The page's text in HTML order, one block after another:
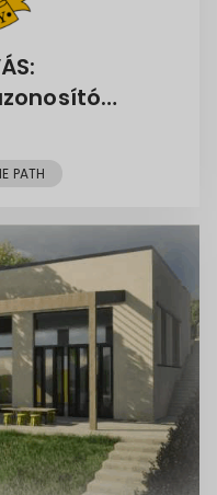
PATH